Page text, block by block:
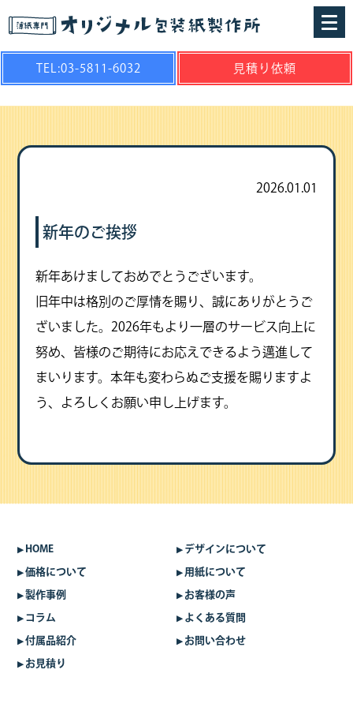
TEL:03-5811-6032 見積り依頼
2026.01.01
新年のご挨拶
新年あけましておめでとうございます。
旧年中は格別のご厚情を賜り、誠にありがとうご
ざいました。2026年もより一層のサービス向上に
努め、皆様のご期待にお応えできるよう邁進して
まいります。本年も変わらぬご支援を賜りますよ
う、よろしくお願い申し上げます。
HOME デザインについて
価格について 用紙について
製作事例 お客様の声
コラム よくある質問
付属品紹介 お問い合わせ
お見積り